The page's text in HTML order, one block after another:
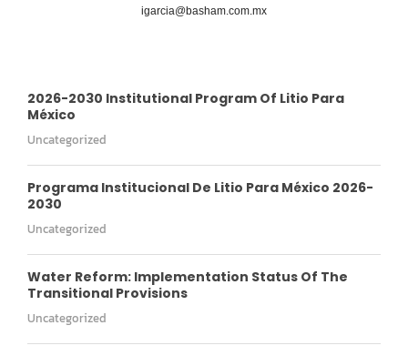
igarcia@basham.com.mx
2026-2030 Institutional Program Of Litio Para
México
Uncategorized
Programa Institucional De Litio Para México 2026-
2030
Uncategorized
Water Reform: Implementation Status Of The
Transitional Provisions
Uncategorized